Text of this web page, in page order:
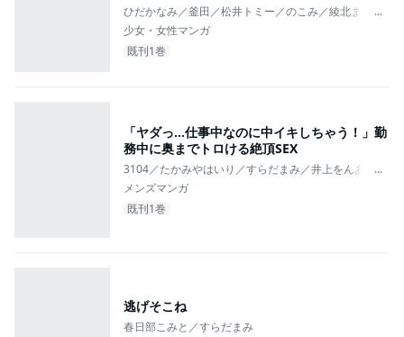
ひだかなみ／釜田／松井トミー／のこみ／綾北まご／す
...
少女・女性マンガ
既刊1巻
「ヤダっ…仕事中なのに中イキしちゃう！」勤
務中に奥までトロける絶頂SEX
3104／たかみやはいり／すらだまみ／井上をんあ／星河
...
メンズマンガ
既刊1巻
逃げそこね
春日部こみと／すらだまみ